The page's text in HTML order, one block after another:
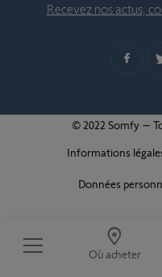
Où acheter
Recevez nos actus,
© 2022 Somfy –
Informations
Données